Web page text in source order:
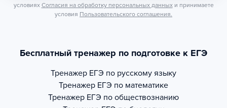
условиях Согласия на обработку персональных данных и принимаете
условия Пользовательского соглашения.
Бесплатный тренажер по подготовке к ЕГЭ
Тренажер ЕГЭ по русскому языку
Тренажер ЕГЭ по математике
Тренажер ЕГЭ по обществознанию